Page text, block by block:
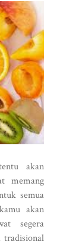
akan
memang
semua
akan
segera
tradisional